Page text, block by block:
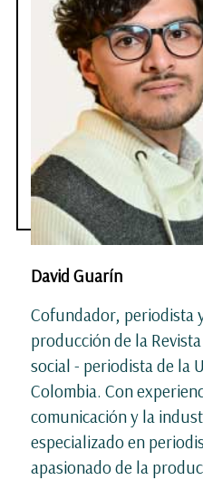
David Guarín
Cofundador, periodista
producción de la
social - periodista de la
Colombia. Con
comunicación y la
especializado en
apasionado de la